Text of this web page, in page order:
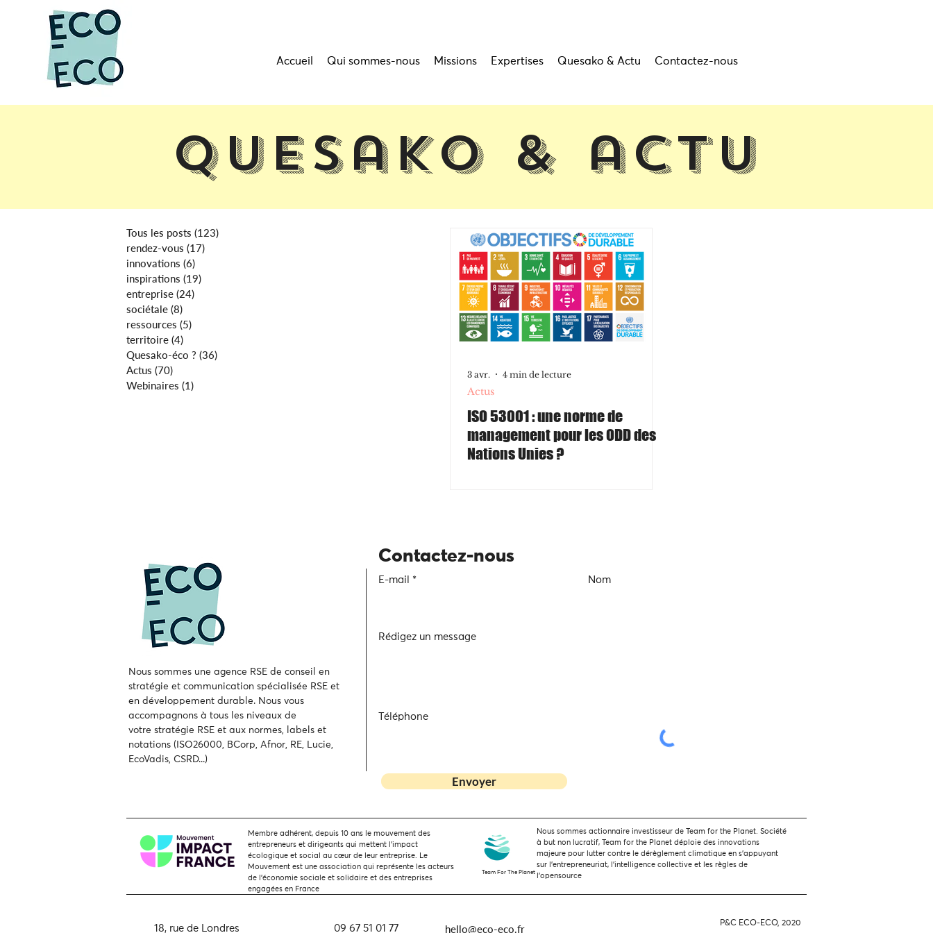
Accueil Qui sommes-nous Missions Expertises Quesako & Actu Contactez-nous
Quesako & actu
Tous les posts (123)
rendez-vous (17)
innovations (6)
inspirations (19)
entreprise (24)
sociétale (8)
ressources (5)
territoire (4)
Quesako-éco ? (36)
Actus (70)
Webinaires (1)
3 avr. 4 min de lecture
Actus
ISO 53001 : une norme de
management pour les ODD des
Nations Unies ?
Nous sommes une agence RSE de conseil en
stratégie et communication spécialisée RSE et
en développement durable. Nous vous
accompagnons à tous les niveaux de
votrestratégie RSE et aux normes, labels et
notations (ISO26000, BCorp, Afnor, RE, Lucie,
EcoVadis, CSRD...)
Contactez-nous
E-mail Nom
Rédigez un message
Téléphone
Envoyer
Membre adhérent, depuis 10 ans le mouvement des
entrepreneurs et dirigeants qui mettent l’impact
écologique et social au cœur de leur entreprise. Le
Mouvement est une association qui représente les acteurs
de l'économie sociale et solidaire et des entreprises
engagées en France
Nous sommes actionnaire investisseur de Team for the Planet. Société
à but non lucratif, Team for the Planet déploie des innovations
majeure pour lutter contre le dérèglement climatique en s'appuyant
sur l'entrepreneuriat, l'intelligence collective et les règles de
l'opensource
Team For The Planet
18, rue de Londres 09 67 51 01 77 hello@eco-eco.fr P&C ECO-ECO, 2020